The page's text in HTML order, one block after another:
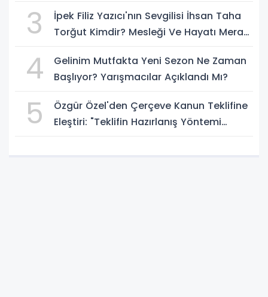
3
İpek Filiz Yazıcı'nın Sevgilisi İhsan Taha
Torğut Kimdir? Mesleği Ve Hayatı Merak
4
Gelinim Mutfakta Yeni Sezon Ne Zaman
Başlıyor? Yarışmacılar Açıklandı Mı?
5
Özgür Özel'den Çerçeve Kanun Teklifine
Eleştiri: "Teklifin Hazırlanış Yöntemi